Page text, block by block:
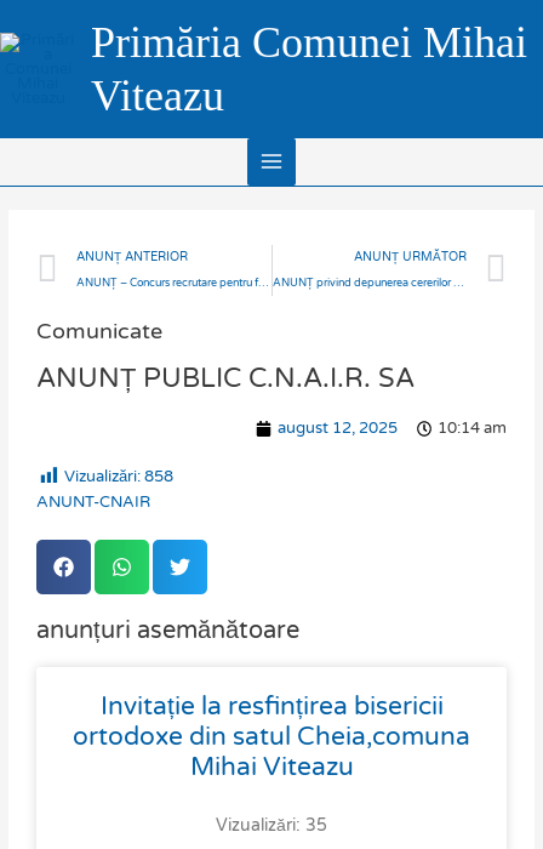
to
Primăria Comunei Mihai
Viteazu
Menu
Prev
ANUNȚ ANTERIOR
ANUNȚ – Concurs recrutare pentru funcția publică de execuție -consilier debutant -compartiment Asistență Socială 05.09.2025 ora 12.00
ANUNȚ URMĂTOR
ANUNȚ privind depunerea cererilor pentru eliberarea acordului și autorizației de funcționare al operatorilor economici de pe raza U.A.T. Mihai Viteazu
Comunicate
ANUNȚ PUBLIC C.N.A.I.R. SA
august 12, 2025 10:14 am
Vizualizări: 858
ANUNT-CNAIR
anunțuri asemănătoare
Invitație la resfințirea bisericii
ortodoxe din satul Cheia,comuna
Mihai Viteazu
Vizualizări: 35